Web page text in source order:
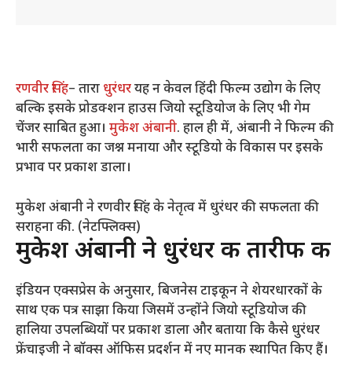
रणवीर सिंह– तारा धुरंधरयह न केवल हिंदी फिल्म उद्योग के लिए
बल्कि इसके प्रोडक्शन हाउस जियो स्टूडियोज के लिए भी गेम
चेंजर साबित हुआ। मुकेश अंबानी. हाल ही में, अंबानी ने फिल्म की
भारी सफलता का जश्न मनाया और स्टूडियो के विकास पर इसके
प्रभाव पर प्रकाश डाला।
मुकेश अंबानी ने रणवीर सिंह के नेतृत्व में धुरंधर की सफलता की
सराहना की. (नेटफ्लिक्स)
मुकेश अंबानी ने धुरंधर की तारीफ की
इंडियन एक्सप्रेस के अनुसार, बिजनेस टाइकून ने शेयरधारकों के
साथ एक पत्र साझा किया जिसमें उन्होंने जियो स्टूडियोज की
हालिया उपलब्धियों पर प्रकाश डाला और बताया कि कैसे धुरंधर
फ्रेंचाइजी ने बॉक्स ऑफिस प्रदर्शन में नए मानक स्थापित किए हैं।